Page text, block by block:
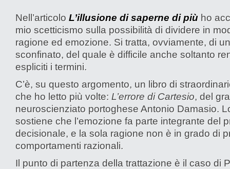
Nell’articolo L’illusione di saperne di più ho
mio scetticismo sulla possibilità di dividere in
ragione ed emozione. Si tratta, ovviamente, di
sconfinato, del quale è difficile anche soltanto
espliciti i termini.
C’è, su questo argomento, un libro di
che ho letto più volte: L’errore di Cartesio, del
neuroscienziato portoghese Antonio Damasio.
sostiene che l’emozione fa parte integrante del
decisionale, e la sola ragione non è in grado di
comportamenti razionali.
Il punto di partenza della trattazione è il caso di